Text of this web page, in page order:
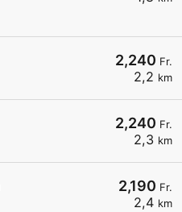
2,240 Fr.
2,2 km
2,240 Fr.
2,3 km
2,190 Fr.
2,4 km